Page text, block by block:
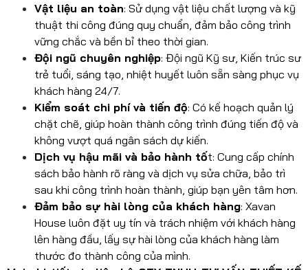
Vật liệu an toàn: Sử dụng vật liệu chất lượng và kỹ
thuật thi công đúng quy chuẩn, đảm bảo công trình
vững chắc và bền bỉ theo thời gian.
Đội ngũ chuyên nghiệp: Đội ngũ Kỹ sư, Kiến trúc sư
trẻ tuổi, sáng tạo, nhiệt huyết luôn sẵn sàng phục vụ
khách hàng 24/7.
Kiểm soát chi phí và tiến độ: Có kế hoạch quản lý
chặt chẽ, giúp hoàn thành công trình đúng tiến độ và
không vượt quá ngân sách dự kiến.
Dịch vụ hậu mãi và bảo hành tốt: Cung cấp chính
sách bảo hành rõ ràng và dịch vụ sửa chữa, bảo trì
sau khi công trình hoàn thành, giúp bạn yên tâm hơn.
Đảm bảo sự hài lòng của khách hàng: Xavan
House luôn đặt uy tín và trách nhiệm với khách hàng
lên hàng đầu, lấy sự hài lòng của khách hàng làm
thước đo thành công của mình.